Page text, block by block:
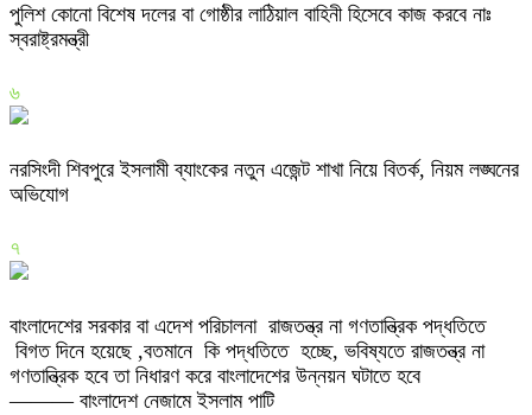
পুলিশ কোনো বিশেষ দলের বা গোষ্ঠীর লাঠিয়াল বাহিনী হিসেবে কাজ করবে নাঃ
স্বরাষ্ট্রমন্ত্রী
৬
নরসিংদী শিবপুরে ইসলামী ব্যাংকের নতুন এজেন্ট শাখা নিয়ে বিতর্ক, নিয়ম লঙ্ঘনের
অভিযোগ
৭
বাংলাদেশের সরকার বা এদেশ পরিচালনা রাজতন্ত্র না গণতান্ত্রিক পদ্ধতিতে
বিগত দিনে হয়েছে ,বতমানে কি পদ্ধতিতে হচ্ছে, ভবিষ্যতে রাজতন্ত্র না
গণতান্ত্রিক হবে তা নিধারণ করে বাংলাদেশের উন্নয়ন ঘটাতে হবে
——— বাংলাদেশ নেজামে ইসলাম পাটি